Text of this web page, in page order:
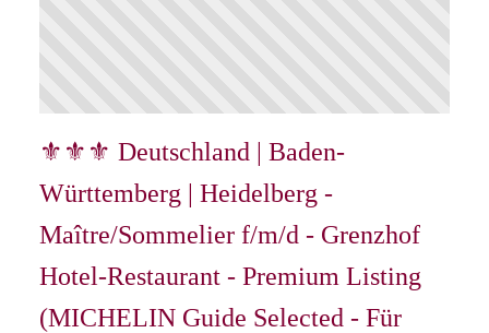
⚜⚜⚜ Deutschland | Baden-
Württemberg | Heidelberg -
Maître/Sommelier f/m/d - Grenzhof
Hotel-Restaurant - Premium Listing
(MICHELIN Guide Selected - Für